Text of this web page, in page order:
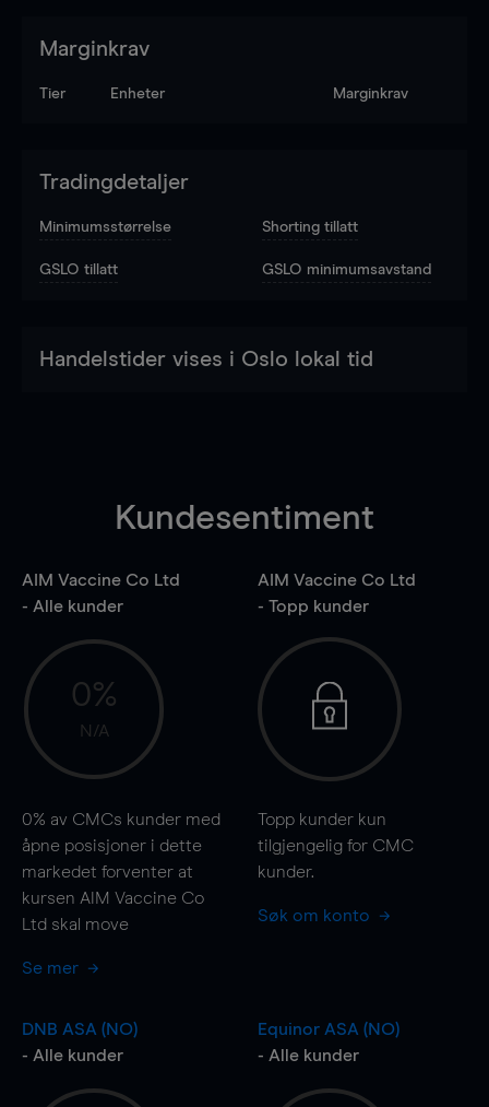
Marginkrav
Tier Enheter Marginkrav
Tradingdetaljer
Minimumsstørrelse Shorting tillatt
GSLO tillatt GSLO minimumsavstand
Handelstider vises i Oslo lokal tid
Kundesentiment
AIM Vaccine Co Ltd
- Alle kunder
0%
N/A
0% av CMCs kunder med
åpne posisjoner i dette
markedet forventer at
kursen AIM Vaccine Co
Ltd skal move
Se mer
AIM Vaccine Co Ltd
- Topp kunder
Topp kunder kun
tilgjengelig for CMC
kunder.
Søk om konto
DNB ASA (NO)
- Alle kunder
Equinor ASA (NO)
- Alle kunder